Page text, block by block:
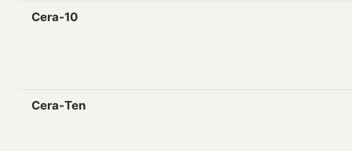
Cera-10
Cera-Ten